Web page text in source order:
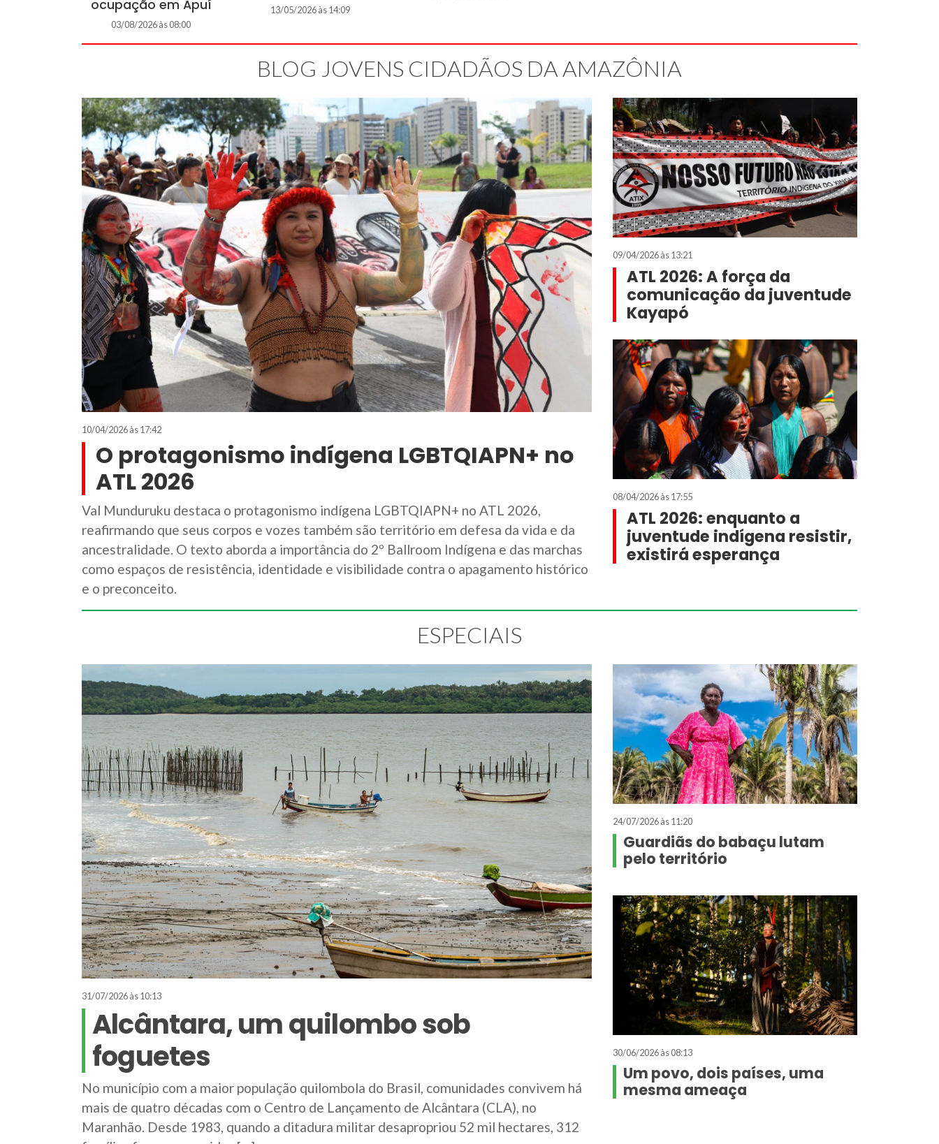
ocupação em Apuí
03/08/2026 às 08:00
13/05/2026 às 14:09
BLOG JOVENS CIDADÃOS DA AMAZÔNIA
10/04/2026 às 17:42
O protagonismo indígena LGBTQIAPN+ no
ATL 2026
Val Munduruku destaca o protagonismo indígena LGBTQIAPN+ no ATL 2026,
reafirmando que seus corpos e vozes também são território em defesa da vida e da
ancestralidade. O texto aborda a importância do 2º Ballroom Indígena e das marchas
como espaços de resistência, identidade e visibilidade contra o apagamento histórico
e o preconceito.
09/04/2026 às 13:21
ATL 2026: A força da
comunicação da juventude
Kayapó
08/04/2026 às 17:55
ATL 2026: enquanto a
juventude indígena resistir,
existirá esperança
ESPECIAIS
31/07/2026 às 10:13
Alcântara, um quilombo sob
foguetes
No município com a maior população quilombola do Brasil, comunidades convivem há
mais de quatro décadas com o Centro de Lançamento de Alcântara (CLA), no
Maranhão. Desde 1983, quando a ditadura militar desapropriou 52 mil hectares, 312
24/07/2026 às 11:20
Guardiãs do babaçu lutam
pelo território
30/06/2026 às 08:13
Um povo, dois países, uma
mesma ameaça